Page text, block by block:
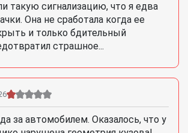
такую сигнализацию, что я едва
Она не сработала когда ее
и только бдительный
страшное...
за автомобилем. Оказалось, что у